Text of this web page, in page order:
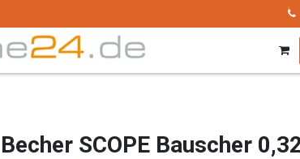
Kollektionen
Becher SCOPE Bauscher